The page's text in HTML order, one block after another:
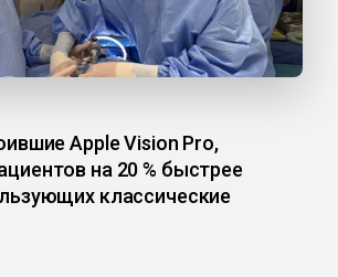
Apple Vision Pro,
на 20 % быстрее
классические